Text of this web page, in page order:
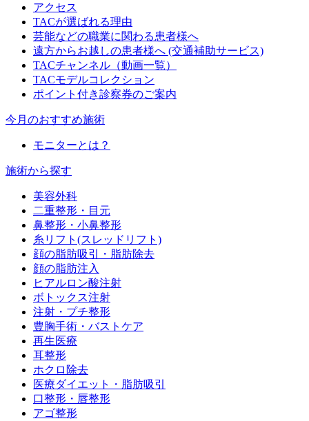
アクセス
TACが選ばれる理由
芸能などの職業に関わる患者様へ
遠方からお越しの患者様へ (交通補助サービス)
TACチャンネル（動画一覧）
TACモデルコレクション
ポイント付き診察券のご案内
今月のおすすめ施術
モニターとは？
施術から探す
美容外科
二重整形・目元
鼻整形・小鼻整形
糸リフト(スレッドリフト)
顔の脂肪吸引・脂肪除去
顔の脂肪注入
ヒアルロン酸注射
ボトックス注射
注射・プチ整形
豊胸手術・バストケア
再生医療
耳整形
ホクロ除去
医療ダイエット・脂肪吸引
口整形・唇整形
アゴ整形